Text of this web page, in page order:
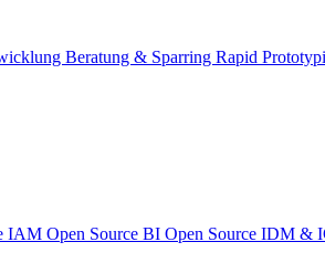
Beratung & Sparring Rapid
IAM Open Source BI Open Source IDM &